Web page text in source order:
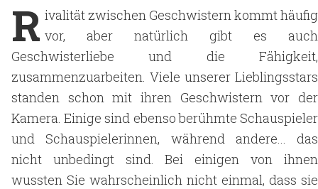
R ivalität zwischen Geschwistern kommt häufig
vor, aber natürlich gibt es auch
Geschwisterliebe und die Fähigkeit,
zusammenzuarbeiten. Viele unserer Lieblingsstars
standen schon mit ihren Geschwistern vor der
Kamera. Einige sind ebenso berühmte Schauspieler
und Schauspielerinnen, während andere... das
nicht unbedingt sind. Bei einigen von ihnen
wussten Sie wahrscheinlich nicht einmal, dass sie